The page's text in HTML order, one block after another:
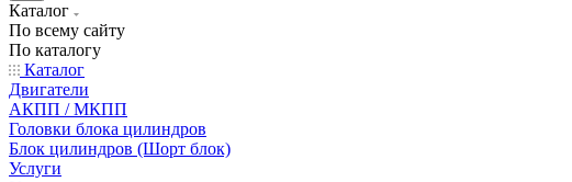
Каталог
По всему сайту
По каталогу
Каталог
Двигатели
АКПП / МКПП
Головки блока цилиндров
Блок цилиндров (Шорт блок)
Услуги